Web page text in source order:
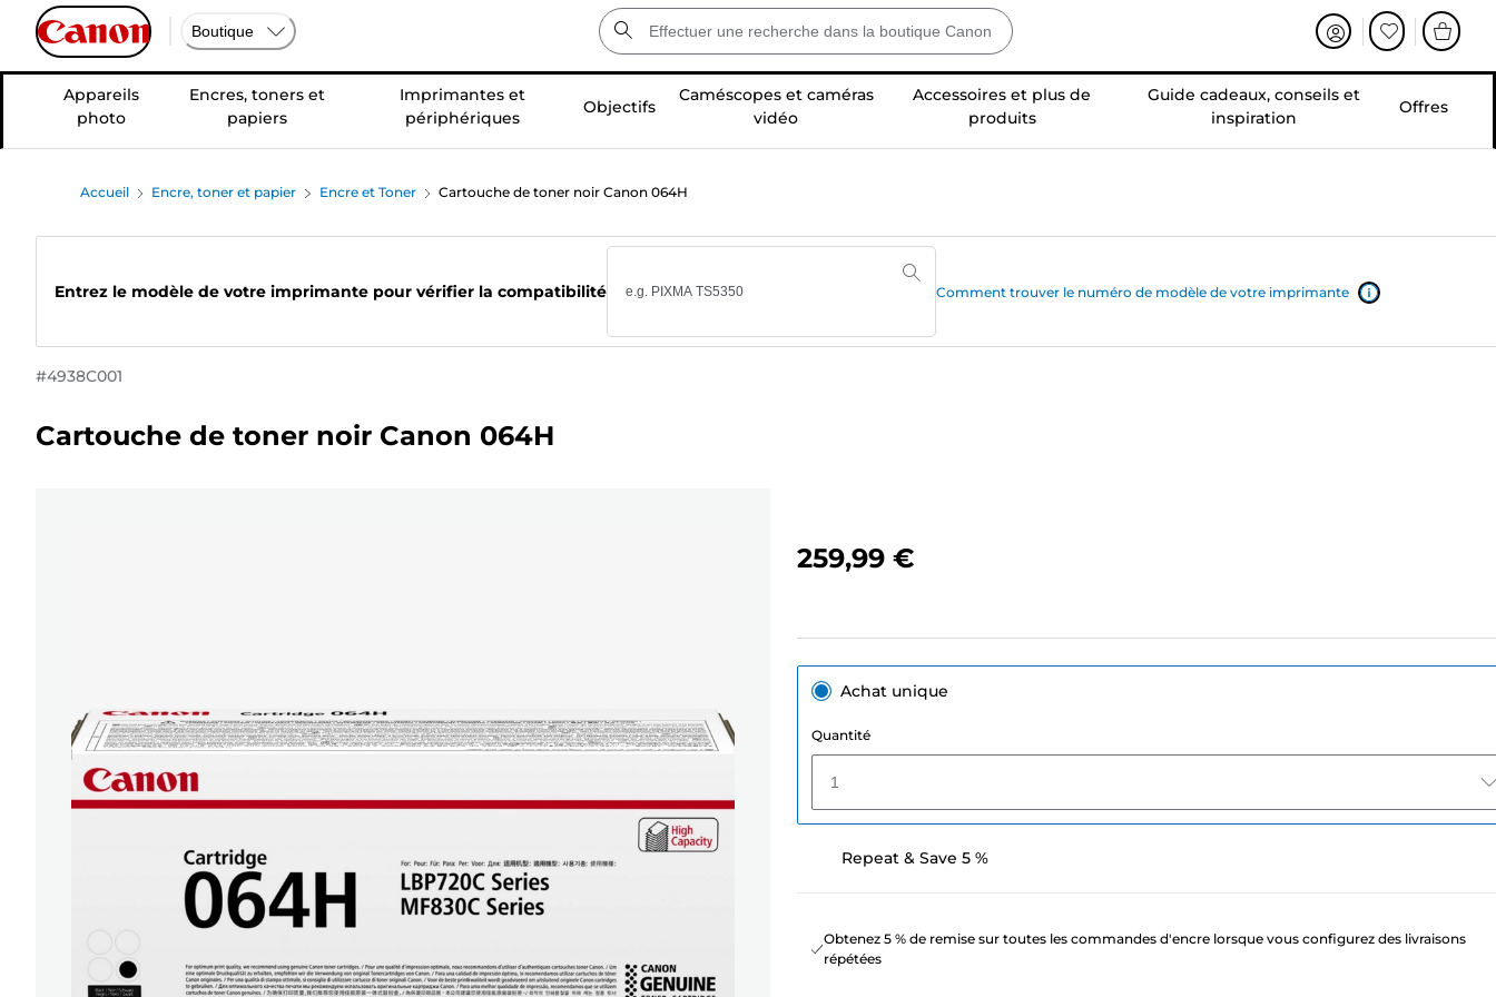
Boutique
Appareils
photo
Encres, toners et
papiers
Imprimantes et
périphériques
Objectifs
Caméscopes et caméras
vidéo
Accessoires et plus de
produits
Guide cadeaux, conseils et
inspiration
Offres
Accueil Encre, toner et papier Encre et Toner Cartouche de toner noir Canon 064H
Entrez le modèle de votre imprimante pour vérifier la compatibilité Comment trouver le numéro de modèle de votre imprimante
#4938C001
Cartouche de toner noir Canon 064H
259,99 €
Achat unique
Quantité
1
Repeat & Save 5 %
Obtenez 5 % de remise sur toutes les commandes d'encre lorsque vous configurez des livraisons
répétées